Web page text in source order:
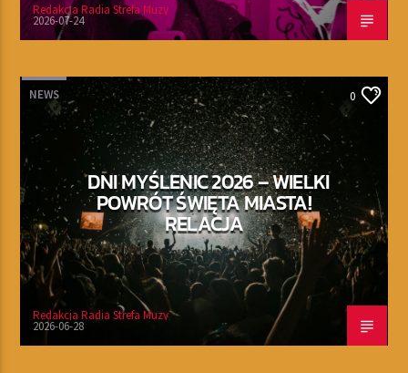
Redakcja Radia Strefa Muzy
2026-07-24
NEWS 0
DNI MYŚLENIC 2026 – WIELKI
POWRÓT ŚWIĘTA MIASTA!
RELACJA
Redakcja Radia Strefa Muzy
2026-06-28